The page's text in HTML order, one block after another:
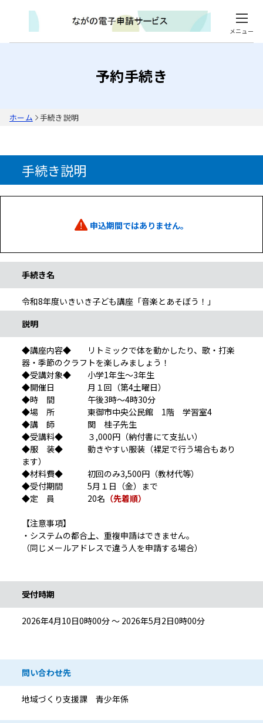
メニュー
予約手続き
ホーム 手続き説明
手続き説明
申込期間ではありません。
手続き名
令和8年度いきいき子ども講座「音楽とあそぼう！」
説明
◆講座内容◆ リトミックで体を動かしたり、歌・打楽
器・季節のクラフトを楽しみましょう！
◆受講対象◆ 小学1年生～3年生
◆開催日 月１回（第4土曜日）
◆時 間 午後3時～4時30分
◆場 所 東御市中央公民館 1階 学習室4
◆講 師 関 桂子先生
◆受講料◆ ３,000円（納付書にて支払い）
◆服 装◆ 動きやすい服装（裸足で行う場合もあり
ます）
◆材料費◆ 初回のみ3,500円（教材代等）
◆受付期間 5月１日（金）まで
◆定 員 20名 （先着順）
【注意事項】
・システムの都合上、重複申請はできません。
（同じメールアドレスで違う人を申請する場合）
受付時期
2026年4月10日0時00分 ～ 2026年5月2日0時00分
問い合わせ先
地域づくり支援課 青少年係